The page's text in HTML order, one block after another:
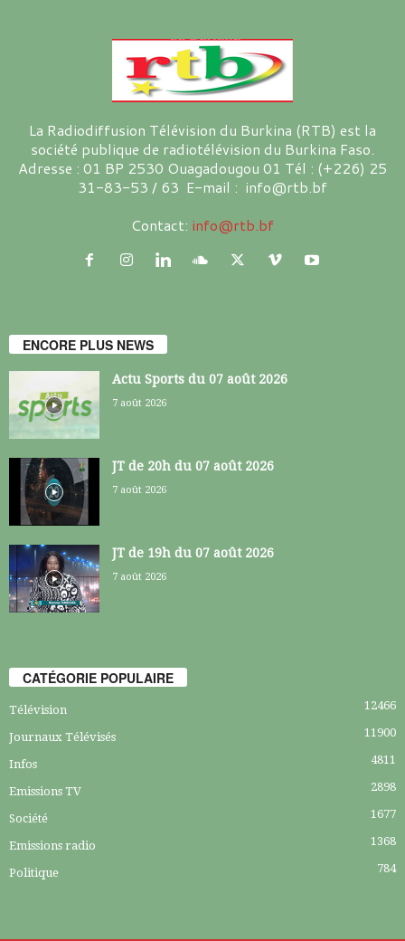
La Radiodiffusion Télévision du Burkina (RTB) est la
société publique de radiotélévision du Burkina Faso.
Adresse : 01 BP 2530 Ouagadougou 01 Tél : (+226) 25
31-83-53 / 63 E-mail : info@rtb.bf
Contact: info@rtb.bf
ENCORE PLUS NEWS
Actu Sports du 07 août 2026
7 août 2026
JT de 20h du 07 août 2026
7 août 2026
JT de 19h du 07 août 2026
7 août 2026
CATÉGORIE POPULAIRE
Télévision 12466
Journaux Télévisés 11900
Infos 4811
Emissions TV 2898
Société 1677
Emissions radio 1368
Politique 784